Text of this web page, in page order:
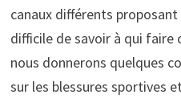
canaux différents
difficile de savoir à qui faire
nous donnerons quelques
sur les blessures sportives